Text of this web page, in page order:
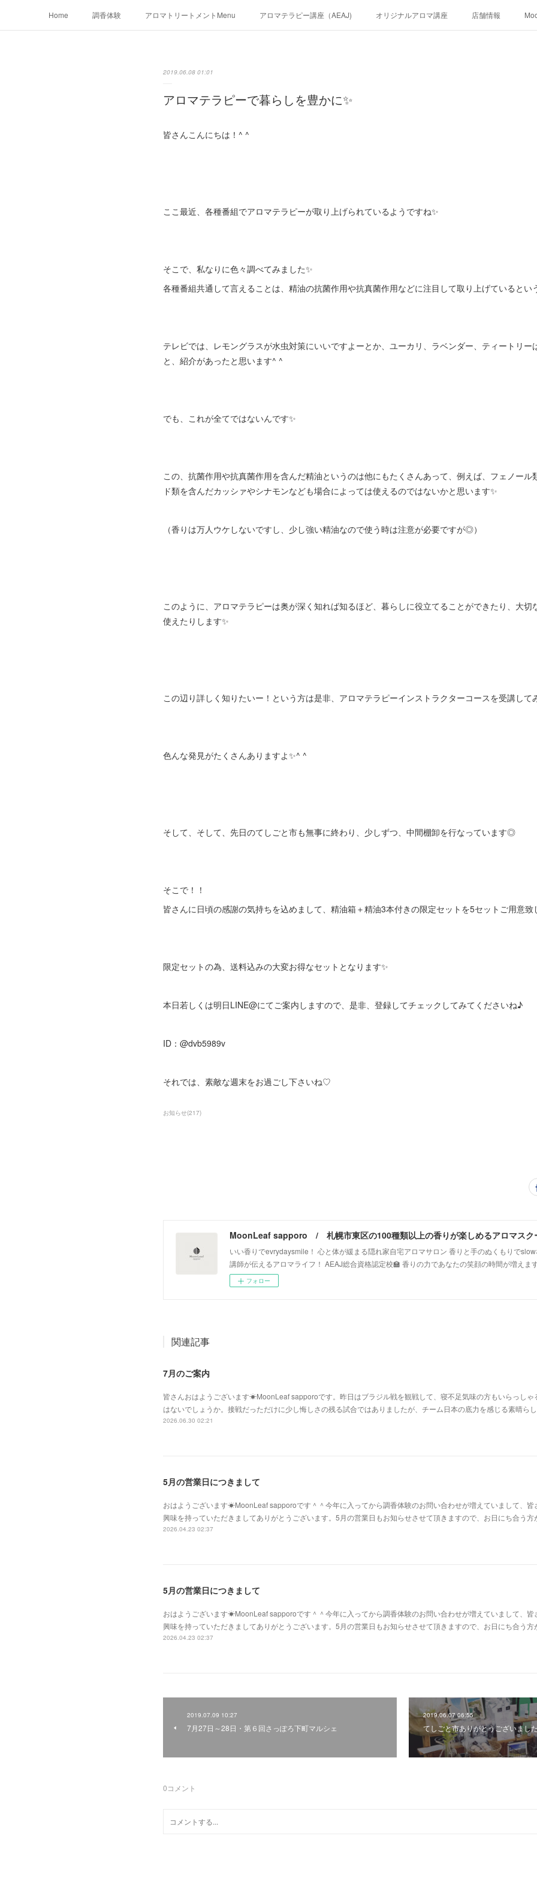
Home 調香体験 アロマトリートメントMenu アロマテラピー講座（AEAJ) オリジナルアロマ講座 店舗情報
2019.06.08 01:01
アロマテラピーで暮らしを豊かに✨
皆さんこんにちは！^ ^
ここ最近、各種番組でアロマテラピーが取り上げられているようですね✨
そこで、私なりに色々調べてみました✨
各種番組共通して言えることは、精油の抗菌作用や抗真菌作用などに注目して取り上げていると
テレビでは、レモングラスが水虫対策にいいですよーとか、ユーカリ、ラベンダー、ティートリー
と、紹介があったと思います^ ^
でも、これが全てではないんです✨
この、抗菌作用や抗真菌作用を含んだ精油というのは他にもたくさんあって、例えば、フェノール
ド類を含んだカッシァやシナモンなども場合によっては使えるのではないかと思います✨
（香りは万人ウケしないですし、少し強い精油なので使う時は注意が必要ですが◎）
このように、アロマテラピーは奥が深く知れば知るほど、暮らしに役立てることができたり、大切
使えたりします✨
この辺り詳しく知りたいー！という方は是非、アロマテラピーインストラクターコースを受講して
色んな発見がたくさんありますよ✨^ ^
そして、そして、先日のてしごと市も無事に終わり、少しずつ、中間棚卸を行なっています◎
そこで！！
皆さんに日頃の感謝の気持ちを込めまして、精油箱＋精油3本付きの限定セットを5セットご用意致
限定セットの為、送料込みの大変お得なセットとなります✨
本日若しくは明日LINE@にてご案内しますので、是非、登録してチェックしてみてくださいね♪
ID：@dvb5989v
それでは、素敵な週末をお過ごし下さいね♡
お知らせ(217)
いい香りでevrydaysmile！ 心と体が緩まる隠れ家自宅アロマサロン 香りと手のぬくもりで
講師が伝えるアロマライフ！ AEAJ総合資格認定校🏫 香りの力であなたの笑顔の時間が増えま
フォロー
関連記事
7月のご案内
皆さんおはようございます☀MoonLeaf sapporoです。昨日はブラジル戦を観戦して、寝不足気味の方もいらっしゃ
はないでしょうか。接戦だっただけに少し悔しさの残る試合ではありましたが、チーム日本の底力を感じる素晴ら
2026.06.30 02:21
5月の営業日につきまして
おはようございます☀MoonLeaf sapporoです＾＾今年に入ってから調香体験のお問い合わせが増えていまして、皆
興味を持っていただきましてありがとうございます。5月の営業日もお知らせさせて頂きますので、お日にち合う
2026.04.23 02:37
5月の営業日につきまして
おはようございます☀MoonLeaf sapporoです＾＾今年に入ってから調香体験のお問い合わせが増えていまして、皆
興味を持っていただきましてありがとうございます。5月の営業日もお知らせさせて頂きますので、お日にち合う
2026.04.23 02:37
2019.07.09 10:27
7月27日～28日・第６回さっぽろ下町マルシェ
2019.06.07 06:55
てしごと市ありがとうございまし
0コメント